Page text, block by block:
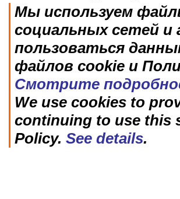
Мы используем
социальных сетей и
пользоваться
файлов cookie и
Смотрите
We use cookies to
continuing to use this
Policy. See details.